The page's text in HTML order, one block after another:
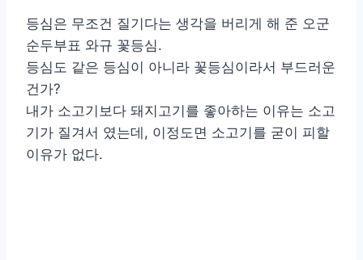
등심은 무조건 질기다는 생각을 버리게 해 준 오군
순두부표 와규 꽃등심.
등심도 같은 등심이 아니라 꽃등심이라서 부드러운
건가?
내가 소고기보다 돼지고기를 좋아하는 이유는 소고
기가 질겨서 였는데, 이정도면 소고기를 굳이 피할
이유가 없다.